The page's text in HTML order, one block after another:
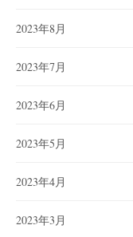
2023年8月
2023年7月
2023年6月
2023年5月
2023年4月
2023年3月